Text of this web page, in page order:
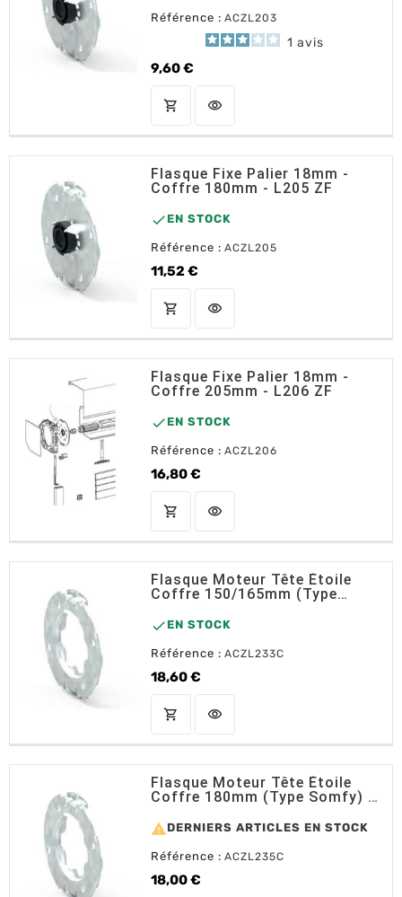
Référence : ACZL203
1 avis
9,60 €
Prix
shopping_cart AJOUTER AU PANIER
visibility
Flasque Fixe Palier 18mm -
Coffre 180mm - L205 ZF
 EN STOCK
Référence : ACZL205
11,52 €
Prix
shopping_cart AJOUTER AU PANIER
visibility
Flasque Fixe Palier 18mm -
Coffre 205mm - L206 ZF
 EN STOCK
Référence : ACZL206
16,80 €
Prix
shopping_cart AJOUTER AU PANIER
visibility
Flasque Moteur Tête Étoile
Coffre 150/165mm (Type
 EN STOCK
Référence : ACZL233C
18,60 €
Prix
shopping_cart AJOUTER AU PANIER
visibility
Flasque Moteur Tête Étoile
Coffre 180mm (type Somfy) -
 DERNIERS ARTICLES EN STOCK
Référence : ACZL235C
18,00 €
Prix